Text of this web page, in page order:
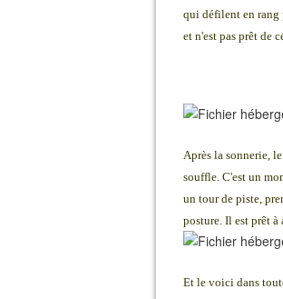
qui défilent en rang
et n'est pas prêt de
Après la sonnerie,
souffle. C'est un
un tour de piste,
posture. Il est prêt à
Et le voici dans